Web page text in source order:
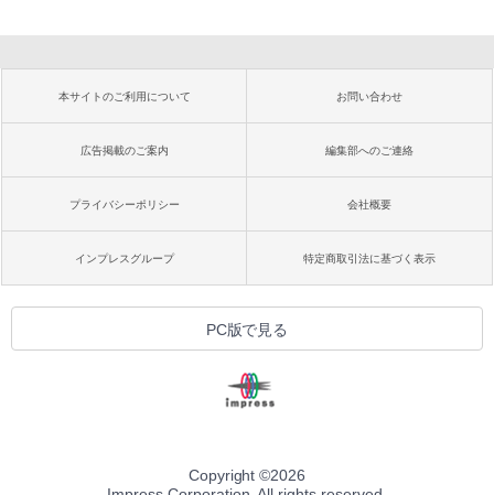
本サイトのご利用について お問い合わせ
広告掲載のご案内 編集部へのご連絡
プライバシーポリシー 会社概要
インプレスグループ 特定商取引法に基づく表示
PC版で見る
Copyright ©2026